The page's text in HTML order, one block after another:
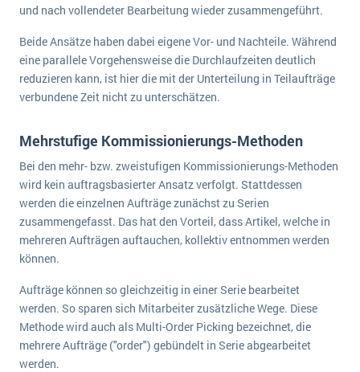
und nach vollendeter Bearbeitung wieder zusammengeführt.
Beide Ansätze haben dabei eigene Vor- und Nachteile. Während
eine parallele Vorgehensweise die Durchlaufzeiten deutlich
reduzieren kann, ist hier die mit der Unterteilung in Teilaufträge
verbundene Zeit nicht zu unterschätzen.
Mehrstufige Kommissionierungs-Methoden
Bei den mehr- bzw. zweistufigen Kommissionierungs-Methoden
wird kein auftragsbasierter Ansatz verfolgt. Stattdessen
werden die einzelnen Aufträge zunächst zu Serien
zusammengefasst. Das hat den Vorteil, dass Artikel, welche in
mehreren Aufträgen auftauchen, kollektiv entnommen werden
können.
Aufträge können so gleichzeitig in einer Serie bearbeitet
werden. So sparen sich Mitarbeiter zusätzliche Wege. Diese
Methode wird auch als Multi-Order Picking bezeichnet, die
mehrere Aufträge ("order") gebündelt in Serie abgearbeitet
werden.